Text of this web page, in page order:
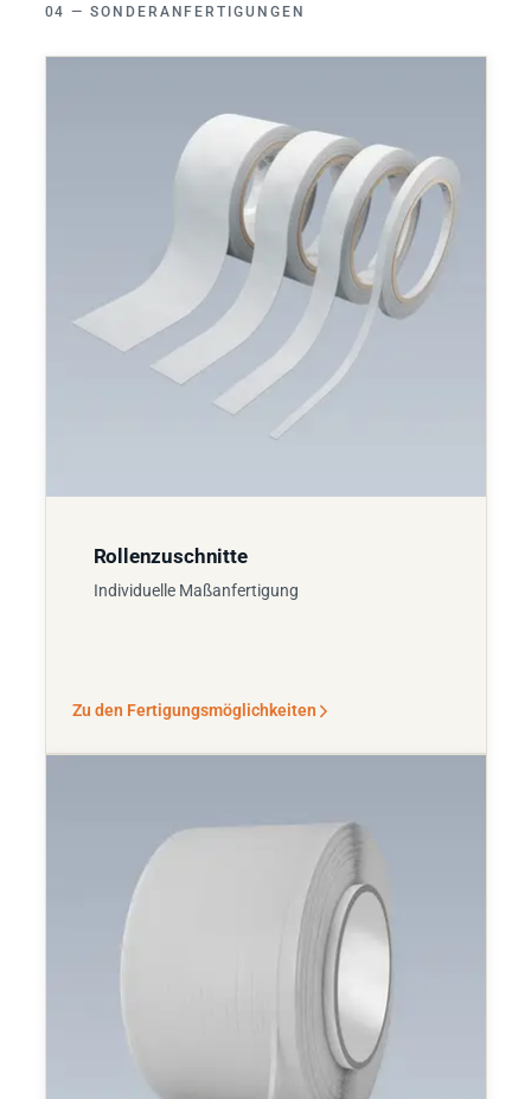
SONDERANFERTIGUNGEN
Rollenzuschnitte
Individuelle Maßanfertigung
Zu den Fertigungsmöglichkeiten